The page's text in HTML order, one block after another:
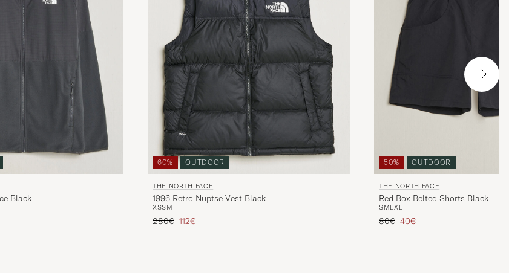
Glacier Hybrid Fleece Black
60% OUTDOOR
THE NORTH FACE
1996 Retro Nuptse Vest Black
XSSM
Reguliere prijs
280€ Verlaagd prijs
112€
50% OUTDOOR
THE NORTH FACE
Red Box Belted Shorts Black
SMLXL
Reguliere prijs
80€ Verlaagd prijs
40€